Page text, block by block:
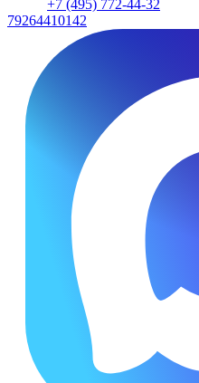
+7 (495) 772-44-32
79264410142